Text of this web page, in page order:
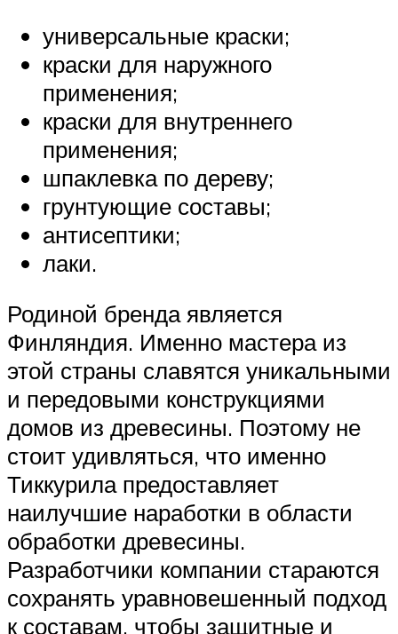
универсальные краски;
краски для наружного
применения;
краски для внутреннего
применения;
шпаклевка по дереву;
грунтующие составы;
антисептики;
лаки.
Родиной бренда является
Финляндия. Именно мастера из
этой страны славятся уникальными
и передовыми конструкциями
домов из древесины. Поэтому не
стоит удивляться, что именно
Тиккурила предоставляет
наилучшие наработки в области
обработки древесины.
Разработчики компании стараются
сохранять уравновешенный подход
к составам, чтобы защитные и